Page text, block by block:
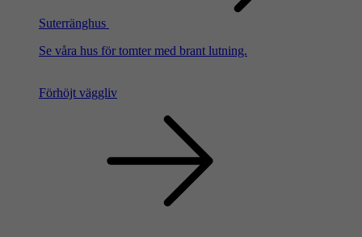
Suterränghus
Se våra hus för tomter med brant lutning.
Förhöjt väggliv